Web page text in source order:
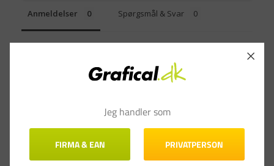
Anmeldelser Spørgsmål & Svar
Jeg handler som
FIRMA & EAN PRIVATPERSON